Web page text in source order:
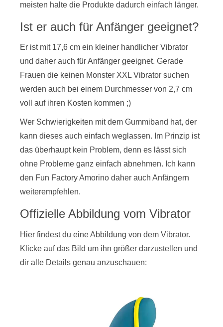
meisten halte die Produkte dadurch einfach länger.
Ist er auch für Anfänger geeignet?
Er ist mit 17,6 cm ein kleiner handlicher Vibrator
und daher auch für Anfänger geeignet. Gerade
Frauen die keinen Monster XXL Vibrator suchen
werden auch bei einem Durchmesser von 2,7 cm
voll auf ihren Kosten kommen ;)
Wer Schwierigkeiten mit dem Gummiband hat, der
kann dieses auch einfach weglassen. Im Prinzip ist
das überhaupt kein Problem, denn es lässt sich
ohne Probleme ganz einfach abnehmen. Ich kann
den Fun Factory Amorino daher auch Anfängern
weiterempfehlen.
Offizielle Abbildung vom Vibrator
Hier findest du eine Abbildung von dem Vibrator.
Klicke auf das Bild um ihn größer darzustellen und
dir alle Details genau anzuschauen: